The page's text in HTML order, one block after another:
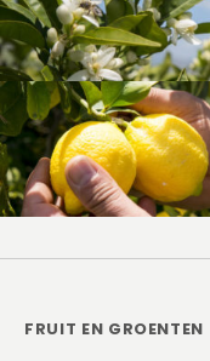
FRUIT EN GROENTEN